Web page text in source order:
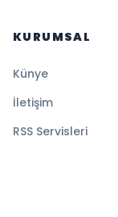
KURUMSAL
Künye
İletişim
RSS Servisleri